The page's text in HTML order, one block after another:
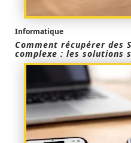
Informatique
Comment récupérer des
complexe : les solutions